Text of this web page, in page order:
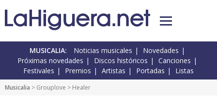
MUSICALIA: Noticias musicales
Novedades
Próximas novedades
Discos históricos
Canciones
Festivales
Premios Artistas Portadas Listas
Musicalia > Grouplove > Healer